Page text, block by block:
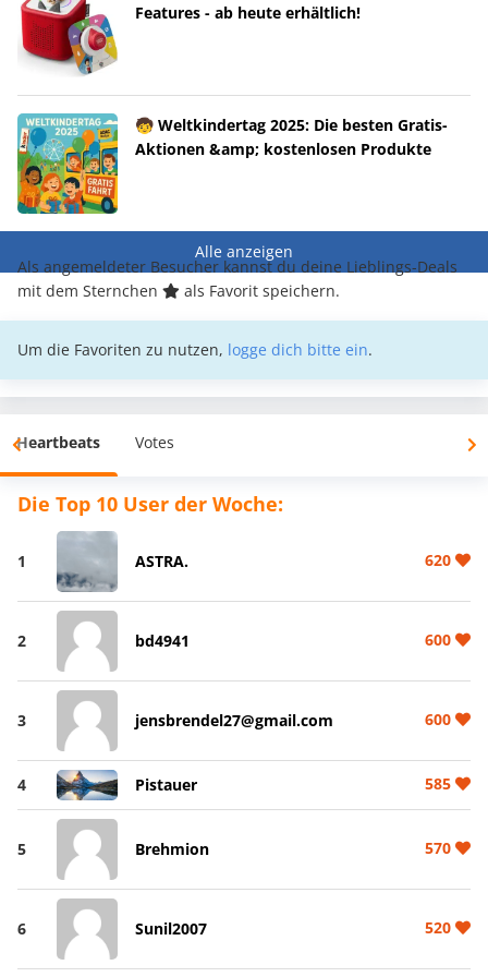
Features - ab heute erhältlich!
🧒 Weltkindertag 2025: Die besten Gratis-
Aktionen &amp; kostenlosen Produkte
Alle anzeigen
Als angemeldeter Besucher kannst du deine Lieblings-Deals
mit dem Sternchen
als Favorit speichern.
Um die Favoriten zu nutzen, logge dich bitte ein.
Heartbeats Votes
Die Top 10 User der Woche:
1 ASTRA. 620
2 bd4941 600
3 jensbrendel27@gmail.com 600
4 Pistauer 585
5 Brehmion 570
6 Sunil2007 520